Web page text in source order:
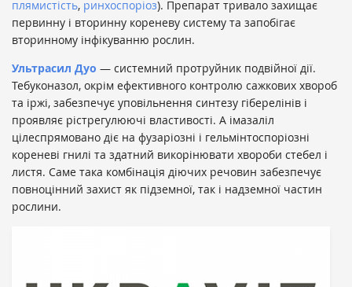
плямистість, ринхоспоріоз). Препарат тривало захищає
первинну і вторинну кореневу систему та запобігає
вторинному інфікуванню рослин.
Ультрасил Дуо — системний протруйник подвійної дії.
Тебуконазол, окрім ефективного контролю сажкових хвороб
та іржі, забезпечує уповільнення синтезу гіберелінів і
проявляє рістрегулюючі властивості. А імазаліл
цілеспрямовано діє на фузаріозні і гельмінтоспоріозні
кореневі гнилі та здатний викорінювати хвороби стебел і
листя. Саме така комбінація діючих речовин забезпечує
повноцінний захист як підземної, так і надземної частин
рослини.